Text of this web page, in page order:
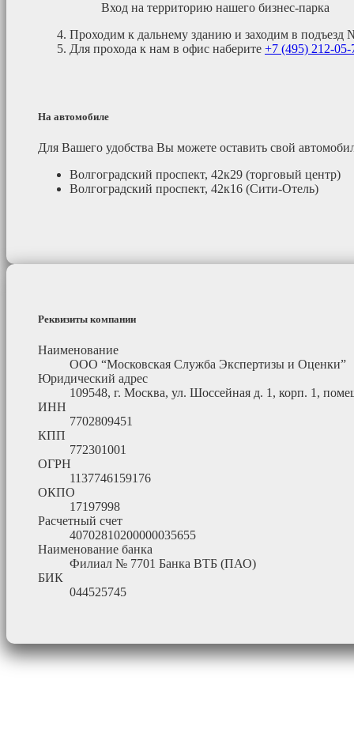
Вход на территорию нашего бизнес-парка
Проходим к дальнему зданию и заходим в подъезд
Для прохода к нам в офис наберите +7 (495) 212-05-
На автомобиле
Для Вашего удобства Вы можете оставить свой
Волгоградский проспект, 42к29 (торговый центр)
Волгоградский проспект, 42к16 (Сити-Отель)
Реквизиты компании
Наименование
ООО “Московская Служба Экспертизы и Оценки”
Юридический адрес
109548, г. Москва, ул. Шоссейная д. 1, корп. 1,
ИНН
7702809451
КПП
772301001
ОГРН
1137746159176
ОКПО
17197998
Расчетный счет
40702810200000035655
Наименование банка
Филиал № 7701 Банка ВТБ (ПАО)
БИК
044525745